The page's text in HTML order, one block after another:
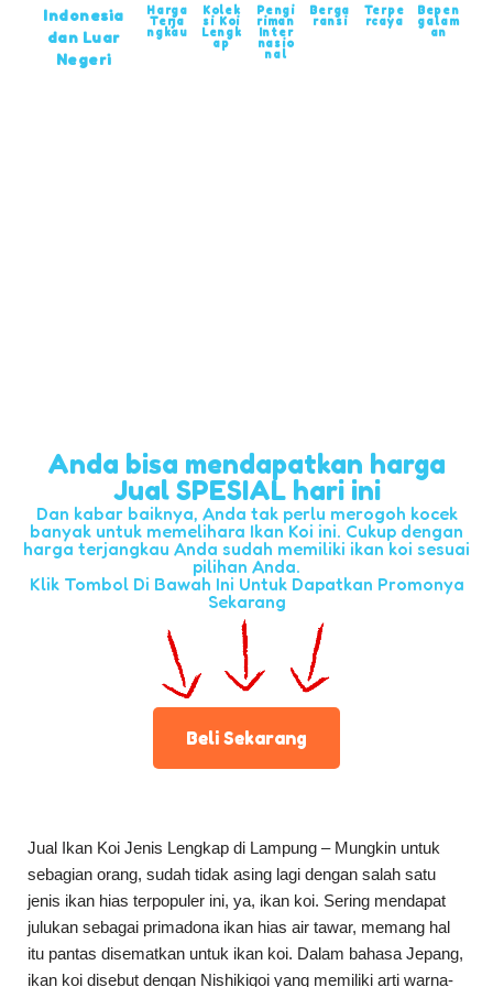
Indonesia
dan Luar
Negeri
Harga
Terja
ngkau
Kolek
si Koi
Lengk
ap
Pengi
riman
Inter
nasio
nal
Berga
ransi
Terpe
rcaya
Bepen
galam
an
Anda bisa mendapatkan harga
Jual SPESIAL hari ini
Dan kabar baiknya, Anda tak perlu merogoh kocek
banyak untuk memelihara Ikan Koi ini. Cukup dengan
harga terjangkau Anda sudah memiliki ikan koi sesuai
pilihan Anda.
Klik Tombol Di Bawah Ini Untuk Dapatkan Promonya
Sekarang
Beli Sekarang
Jual Ikan Koi Jenis Lengkap di Lampung – Mungkin untuk
sebagian orang, sudah tidak asing lagi dengan salah satu
jenis ikan hias terpopuler ini, ya, ikan koi. Sering mendapat
julukan sebagai primadona ikan hias air tawar, memang hal
itu pantas disematkan untuk ikan koi. Dalam bahasa Jepang,
ikan koi disebut dengan Nishikigoi yang memiliki arti warna-